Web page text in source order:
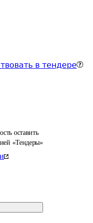
в тендере
оставить
«Тендеры»